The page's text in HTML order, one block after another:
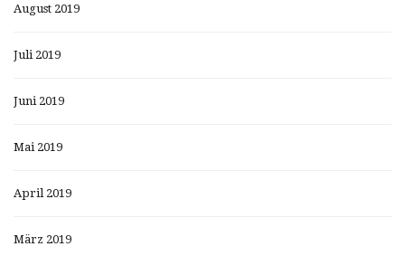
August 2019
Juli 2019
Juni 2019
Mai 2019
April 2019
März 2019